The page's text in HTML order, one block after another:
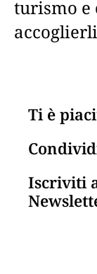
turismo e
Ti è
Iscriviti